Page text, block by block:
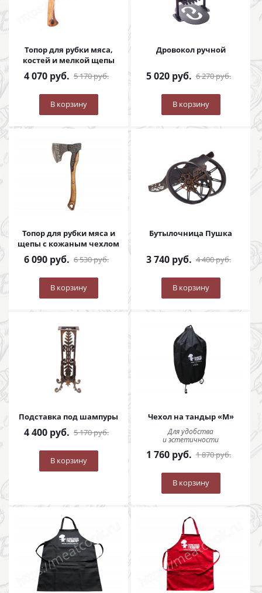
Топор для рубки мяса,
костей и мелкой щепы
4 070 руб. 5 170руб.
В корзину
Дровокол ручной
5 020 руб. 6 270руб.
В корзину
Топор для рубки мяса и
щепы с кожаным чехлом
6 090 руб. 6 530руб.
В корзину
Бутылочница Пушка
3 740 руб. 4 400руб.
В корзину
Подставка под шампуры
4 400 руб. 5 170руб.
В корзину
Чехол на тандыр «M»
Для удобства
и эстетичности
1 760 руб. 1 870руб.
В корзину